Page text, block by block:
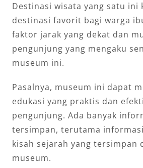
Destinasi wisata yang satu ini
destinasi favorit bagi warga
faktor jarak yang dekat dan
pengunjung yang mengaku
museum ini.
Pasalnya, museum ini dapat
edukasi yang praktis dan
pengunjung. Ada banyak
tersimpan, terutama
kisah sejarah yang tersimpan
museum.